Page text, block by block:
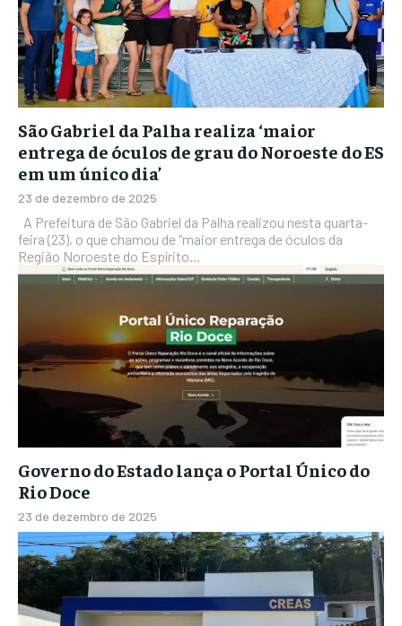
São Gabriel da Palha realiza ‘maior
entrega de óculos de grau do Noroeste do ES
em um único dia’
23 de dezembro de 2025
feira (23), o que chamou de “maior entrega de óculos da
Região Noroeste do Espírito...
Governo do Estado lança o Portal Único do
Rio Doce
23 de dezembro de 2025